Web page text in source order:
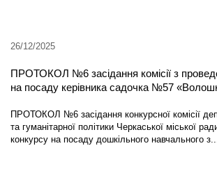
26/12/2025
ПРОТОКОЛ №6 засідання комісії з
на посаду керівника садочка №57
ПРОТОКОЛ №6 засідання конкурсної комісії
та гуманітарної політики Черкаської міської
конкурсу на посаду дошкільного навчального